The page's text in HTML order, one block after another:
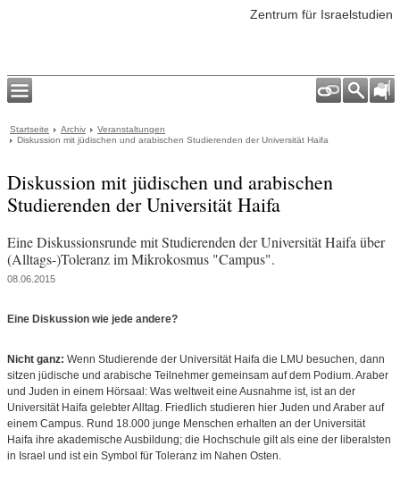
Zentrum für Israelstudien
Startseite Archiv
Veranstaltungen
Diskussion mit jüdischen und arabischen Studierenden der Universität Haifa
Diskussion mit jüdischen und arabischen
Studierenden der Universität Haifa
Eine Diskussionsrunde mit Studierenden der Universität Haifa über
(Alltags-)Toleranz im Mikrokosmus "Campus".
08.06.2015
Eine Diskussion wie jede andere?
Nicht ganz: Wenn Studierende der Universität Haifa die LMU besuchen, dann
sitzen jüdische und arabische Teilnehmer gemeinsam auf dem Podium. Araber
und Juden in einem Hörsaal: Was weltweit eine Ausnahme ist, ist an der
Universität Haifa gelebter Alltag. Friedlich studieren hier Juden und Araber auf
einem Campus. Rund 18.000 junge Menschen erhalten an der Universität
Haifa ihre akademische Ausbildung; die Hochschule gilt als eine der liberalsten
in Israel und ist ein Symbol für Toleranz im Nahen Osten.